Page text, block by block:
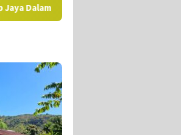
Perkara TPIKOR DD di Alor: Catatan